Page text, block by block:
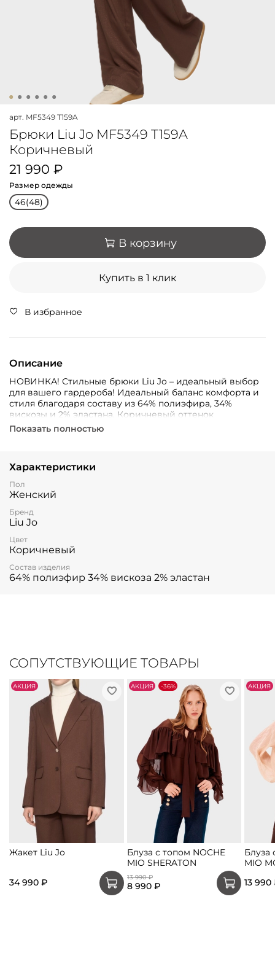
арт. MF5349 T159A
Брюки Liu Jo MF5349 T159A
Коричневый
21 990 ₽
Размер одежды
46(48)
В корзину
Купить в 1 клик
В избранное
Описание
НОВИНКА! Стильные брюки Liu Jo – идеальный выбор
для вашего гардероба! Идеальный баланс комфорта и
стиля благодаря составу из 64% полиэфира, 34%
вискозы и 2% эластана. Коричневый оттенок
универсален и легко сочетается с разными цветами
Показать полностью
Характеристики
Пол
Женский
Бренд
Liu Jo
Цвет
Коричневый
Состав изделия
64% полиэфир 34% вискоза 2% эластан
СОПУТСТВУЮЩИЕ ТОВАРЫ
АKЦИЯ
Жакет Liu Jo
34 990 ₽
АKЦИЯ -36%
Блуза с топом NOCHE
MIO SHERATON
13 990 ₽
8 990 ₽
АKЦИЯ
Блуза
MIO
13 990